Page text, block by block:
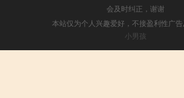
会及时纠正，谢谢
本站仅为个人兴趣爱好，不接盈利性广
小男孩